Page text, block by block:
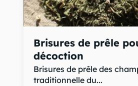
Brisures de prêle
décoction
Brisures de prêle des
traditionnelle du...